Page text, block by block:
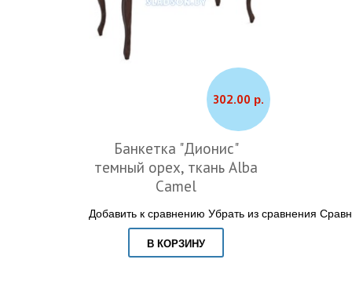
302.00 р.
Банкетка "Дионис"
темный орех, ткань Alba
Camel
Добавить к сравнению Убрать из сравнения
В КОРЗИНУ